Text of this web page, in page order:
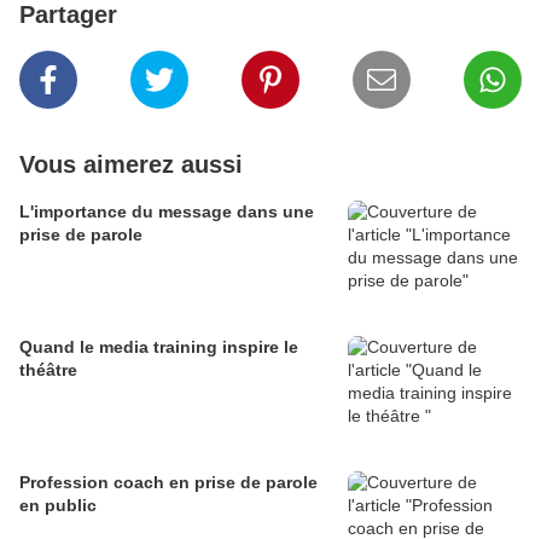
Partager
Vous aimerez aussi
L'importance du message dans une
prise de parole
Quand le media training inspire le
théâtre
Profession coach en prise de parole
en public